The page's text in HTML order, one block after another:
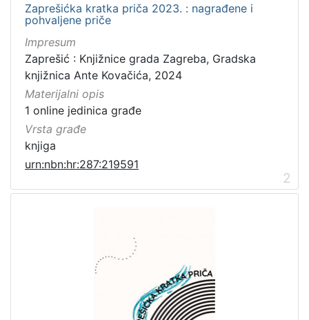
Zaprešićka kratka priča 2023. : nagrađene i
pohvaljene priče
Impresum
Zaprešić : Knjižnice grada Zagreba, Gradska
knjižnica Ante Kovačića, 2024
Materijalni opis
1 online jedinica građe
Vrsta građe
knjiga
urn:nbn:hr:287:219591
2